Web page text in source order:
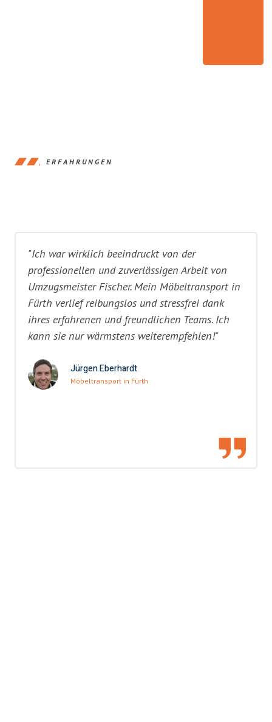
ERFAHRUNGEN
"Ich war wirklich beeindruckt von der
professionellen und zuverlässigen Arbeit von
Umzugsmeister Fischer. Mein Möbeltransport in
Fürth verlief reibungslos und stressfrei dank
ihres erfahrenen und freundlichen Teams. Ich
kann sie nur wärmstens weiterempfehlen!"
Jürgen Eberhardt
Möbeltransport in Fürth